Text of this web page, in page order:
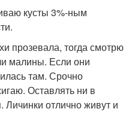
кусты 3%-ным
прозевала, тогда смотрю
малины. Если они
там. Срочно
Оставлять ни в
Личинки отлично живут и